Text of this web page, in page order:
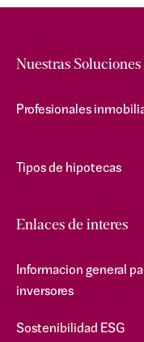
Nuestras Soluciones
Profesionales
Tipos de hipotecas
Enlaces de interes
Informacion general
inversores
Sostenibilidad ESG